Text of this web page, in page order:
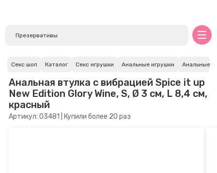
Секс шоп Каталог Секс игрушки Анальные игрушки Анальные
Анальная втулка с вибрацией Spice it up
New Edition Glory Wine, S, Ø 3 см, L 8,4 см,
красный
Артикул: 03481 | Купили более 20 раз